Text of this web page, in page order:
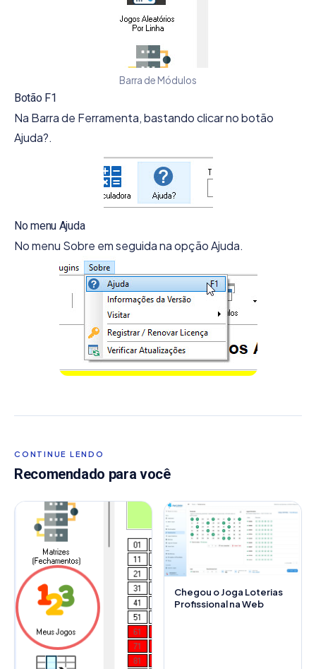
Barra de Módulos
Botão F1
Na Barra de Ferramenta, bastando clicar no botão
Ajuda?.
No menu Ajuda
No menu Sobre em seguida na opção Ajuda.
CONTINUE LENDO
Recomendado para você
Chegou o Joga Loterias
Profissional na Web